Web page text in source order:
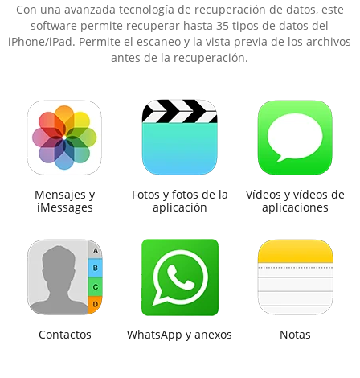
Con una avanzada tecnología de recuperación de datos, este
software permite recuperar hasta 35 tipos de datos del
iPhone/iPad. Permite el escaneo y la vista previa de los archivos
antes de la recuperación.
Mensajes y
iMessages
Fotos y fotos de la
aplicación
Vídeos y vídeos de
aplicaciones
Contactos WhatsApp y anexos Notas